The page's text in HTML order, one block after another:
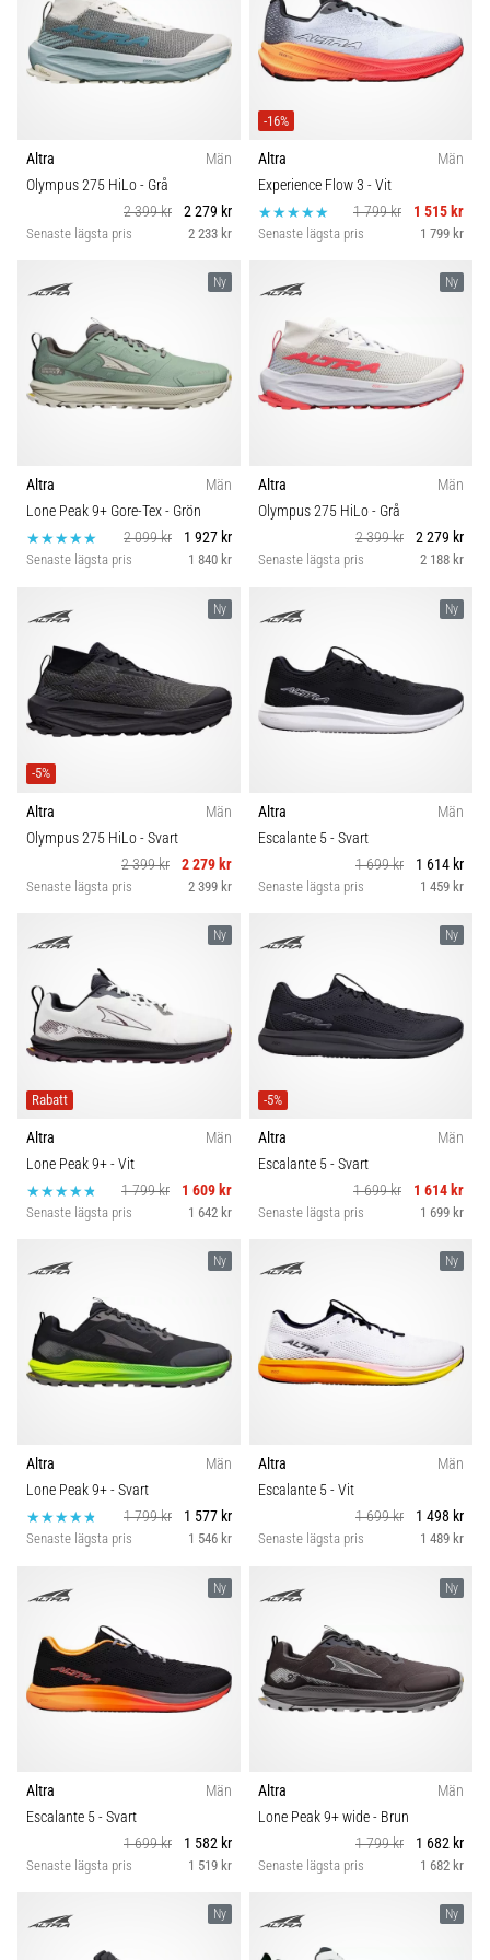
även
känt
som
iliotibialbandssyndrom
ett
mycket
hälsoproblem
löpare
av.
Vad…
artiklar
Altra
Män
Olympus 275 HiLo- Grå
2 399 kr
2 279 kr
Senaste lägsta pris 2 233 kr
-16%
Altra
Män
Experience Flow 3 - Vit
1 799 kr
1 515 kr
Senaste lägsta pris 1 799 kr
Ny
Altra
Män
Lone Peak 9+ Gore-Tex- Grön
2 099 kr
1 927 kr
Senaste lägsta pris 1 840 kr
Ny
Altra
Män
Olympus 275 HiLo- Grå
2 399 kr
2 279 kr
Senaste lägsta pris 2 188 kr
Ny
-5%
Altra
Män
Olympus 275 HiLo- Svart
2 399 kr
2 279 kr
Senaste lägsta pris 2 399 kr
Ny
Altra
Män
Escalante 5- Svart
1 699 kr
1 614 kr
Senaste lägsta pris 1 459 kr
Ny
Rabatt
Altra
Män
Lone Peak 9+- Vit
1 799 kr
1 609 kr
Senaste lägsta pris 1 642 kr
Ny
-5%
Altra
Män
Escalante 5- Svart
1 699 kr
1 614 kr
Senaste lägsta pris 1 699 kr
Ny
Altra
Män
Lone Peak 9+- Svart
1 799 kr
1 577 kr
Senaste lägsta pris 1 546 kr
Ny
Altra
Män
Escalante 5- Vit
1 699 kr
1 498 kr
Senaste lägsta pris 1 489 kr
Ny
Altra
Män
Escalante 5- Svart
1 699 kr
1 582 kr
Senaste lägsta pris 1 519 kr
Ny
Altra
Män
Lone Peak 9+ wide- Brun
1 799 kr
1 682 kr
Senaste lägsta pris 1 682 kr
Ny Ny